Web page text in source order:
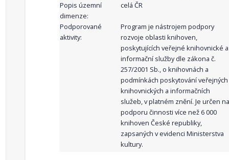
Popis územní
dimenze:
celá ČR
Podporované
aktivity:
Program je nástrojem podpory
rozvoje oblasti knihoven,
poskytujících veřejné knihovnické a
informační služby dle zákona č.
257/2001 Sb., o knihovnách a
podmínkách poskytování veřejných
knihovnických a informačních
služeb, v platném znění. Je určen na
podporu činnosti více než 6 000
knihoven České republiky,
zapsaných v evidenci Ministerstva
kultury.